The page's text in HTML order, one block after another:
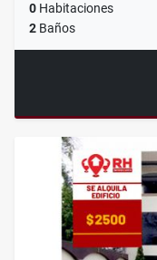
0 Habitaciones
2 Baños